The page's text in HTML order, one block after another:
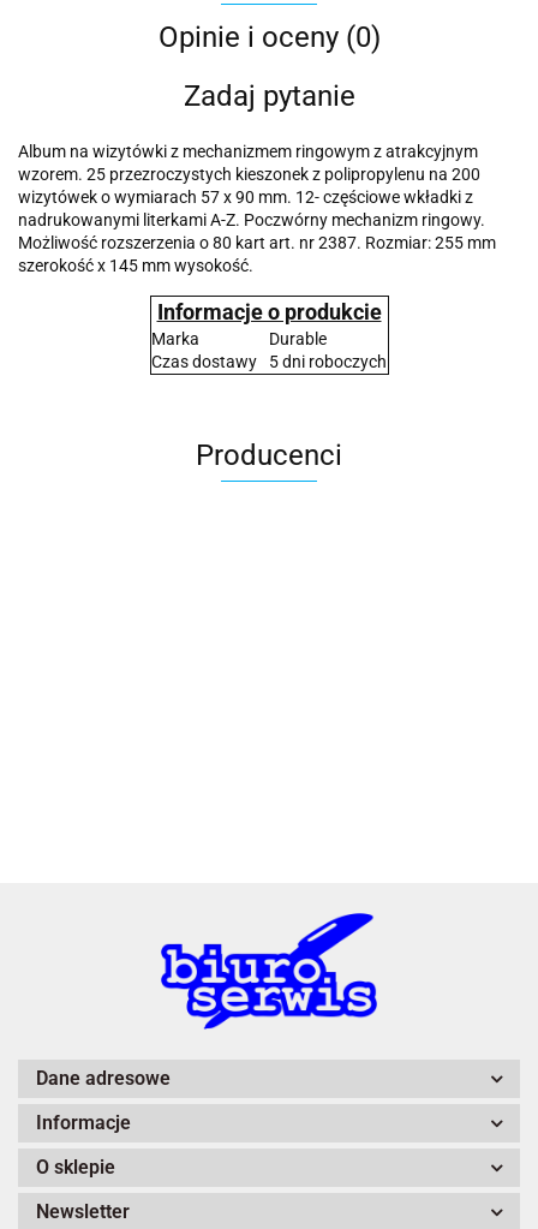
Opinie i oceny (0)
Zadaj pytanie
Album na wizytówki z mechanizmem ringowym z atrakcyjnym
wzorem. 25 przezroczystych kieszonek z polipropylenu na 200
wizytówek o wymiarach 57 x 90 mm. 12- częściowe wkładki z
nadrukowanymi literkami A-Z. Poczwórny mechanizm ringowy.
Możliwość rozszerzenia o 80 kart art. nr 2387. Rozmiar: 255 mm
szerokość x 145 mm wysokość.
Informacje o produkcie
Marka
Durable
Czas dostawy
5 dni roboczych
Producenci
A4 Tech
Dane adresowe
Informacje
O sklepie
Newsletter